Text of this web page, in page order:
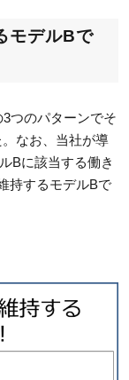
モデルBで
つのパターンでそ
なお、当社が導
Bに該当する働き
持するモデルBで